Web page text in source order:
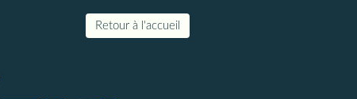
Retour à l'accueil